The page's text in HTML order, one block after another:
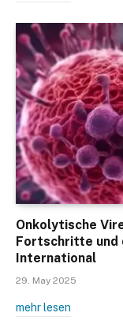
Onkolytische
Fortschritte und
International
29. May 2025
mehr lesen